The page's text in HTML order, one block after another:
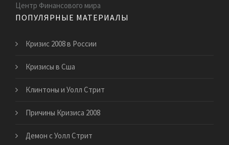
Центр Финансового мира
ПОПУЛЯРНЫЕ МАТЕРИАЛЫ
Кризис 2008 в России
Кризисы в Сша
Клинтоны и Уолл Стрит
Причины Кризиса 2008
Демон с Уолл Стрит